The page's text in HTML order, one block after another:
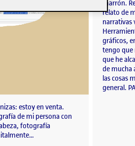
estoy en venta.
de mi persona con
fotografía
marrón.
relato de
narrativas
gráficos,
tengo
que he
de mucha
las cosas
general.